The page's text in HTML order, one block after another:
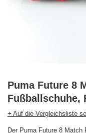
Puma Future 8
Fußballschuhe,
+ Auf die Vergleichsliste
Der Puma Future 8 Match